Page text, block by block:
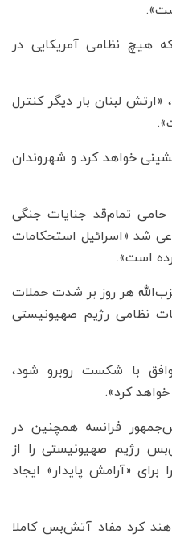
هیچ نظامی آمریکایی در
۶۰ روز آینده، «ارتش لبنان بار دیگر کنترل
خواهد کرد و شهروندان
تمام‌قد جنایات جنگی
شد «اسرائیل استحکامات
است».
هر روز بر شدت حملات
نظامی رژیم صهیونیستی
با شکست روبرو شود،
کرد».
فرانسه همچنین در
رژیم صهیونیستی را از
«آرامش پایدار» ایجاد
کرد مفاد آتش‌بس کاملا